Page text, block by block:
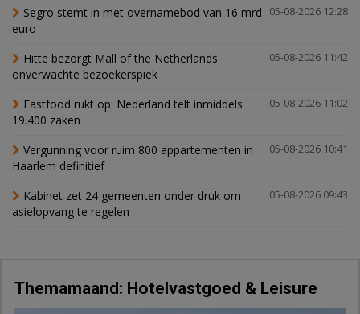
05-08-2026 12:28
Segro stemt in met overnamebod van 16 mrd
euro
05-08-2026 11:42
Hitte bezorgt Mall of the Netherlands
onverwachte bezoekerspiek
05-08-2026 11:02
Fastfood rukt op: Nederland telt inmiddels
19.400 zaken
05-08-2026 10:41
Vergunning voor ruim 800 appartementen in
Haarlem definitief
05-08-2026 09:43
Kabinet zet 24 gemeenten onder druk om
asielopvang te regelen
Themamaand: Hotelvastgoed & Leisure